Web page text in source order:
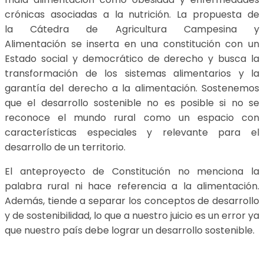
crónicas asociadas a la nutrición. La propuesta de
la Cátedra de Agricultura Campesina y
Alimentación se inserta en una constitución con un
Estado social y democrático de derecho y busca la
transformación de los sistemas alimentarios y la
garantía del derecho a la alimentación. Sostenemos
que el desarrollo sostenible no es posible si no se
reconoce el mundo rural como un espacio con
características especiales y relevante para el
desarrollo de un territorio.
El anteproyecto de Constitución no menciona la
palabra rural ni hace referencia a la alimentación.
Además, tiende a separar los conceptos de desarrollo
y de sostenibilidad, lo que a nuestro juicio es un error ya
que nuestro país debe lograr un desarrollo sostenible.